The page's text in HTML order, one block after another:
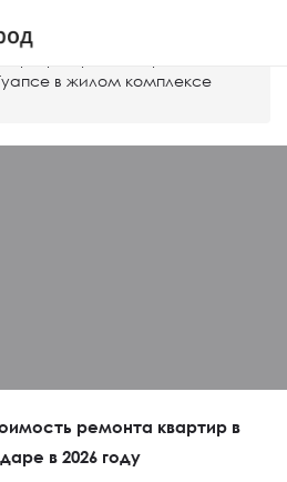
в жилом комплексе
ремонта квартир в
в 2026 году